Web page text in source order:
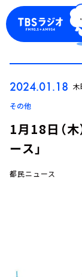
2024.01.18 木
その他
1月18日（
ース」
都民ニュース